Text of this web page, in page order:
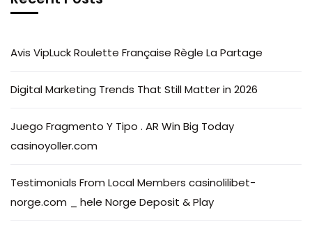
Avis VipLuck Roulette Française Règle La Partage
Digital Marketing Trends That Still Matter in 2026
Juego Fragmento Y Tipo . AR Win Big Today
casinoyoller.com
Testimonials From Local Members casinolilibet-
norge.com _ hele Norge Deposit & Play